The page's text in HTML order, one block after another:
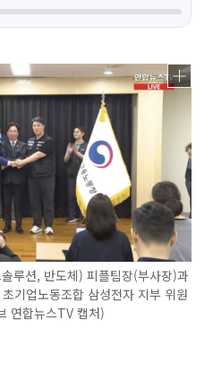
루션, 반도체) 피플팀장(부사장)과
기업노동조합 삼성전자 지부 위원
연합뉴스TV 캡처)